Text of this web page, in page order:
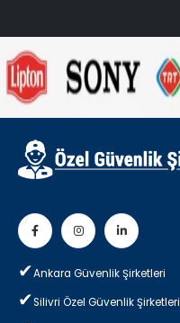
Ankara Güvenlik Şirketleri
Silivri Özel Güvenlik Şirketleri